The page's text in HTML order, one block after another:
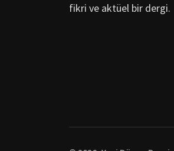
fikri ve aktüel bir dergi.